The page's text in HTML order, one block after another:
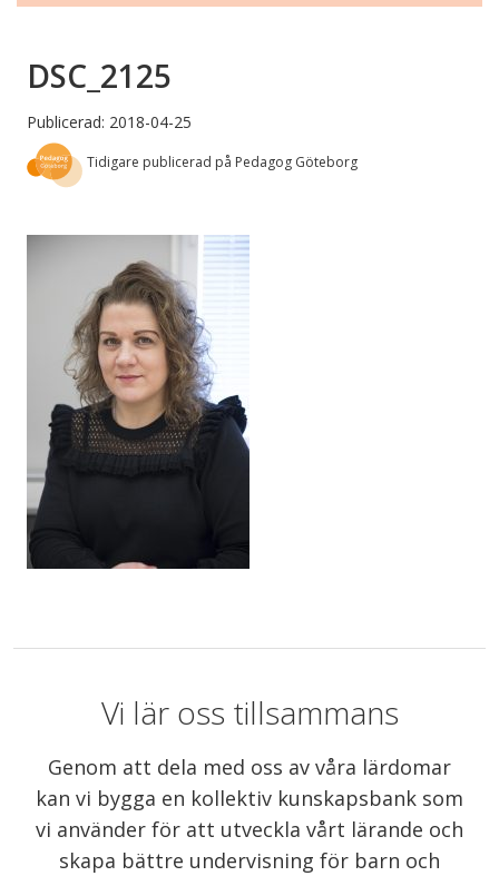
DSC_2125
Publicerad: 2018-04-25
Tidigare publicerad på Pedagog Göteborg
Vi lär oss tillsammans
Genom att dela med oss av våra lärdomar
kan vi bygga en kollektiv kunskapsbank som
vi använder för att utveckla vårt lärande och
skapa bättre undervisning för barn och